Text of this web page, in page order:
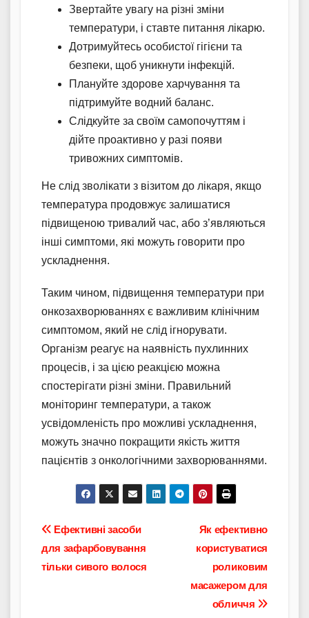
Звертайте увагу на різні зміни
температури, і ставте питання лікарю.
Дотримуйтесь особистої гігієни та
безпеки, щоб уникнути інфекцій.
Плануйте здорове харчування та
підтримуйте водний баланс.
Слідкуйте за своїм самопочуттям і
дійте проактивно у разі появи
тривожних симптомів.
Не слід зволікати з візитом до лікаря, якщо
температура продовжує залишатися
підвищеною тривалий час, або з’являються
інші симптоми, які можуть говорити про
ускладнення.
Таким чином, підвищення температури при
онкозахворюваннях є важливим клінічним
симптомом, який не слід ігнорувати.
Організм реагує на наявність пухлинних
процесів, і за цією реакцією можна
спостерігати різні зміни. Правильний
моніторинг температури, а також
усвідомленість про можливі ускладнення,
можуть значно покращити якість життя
пацієнтів з онкологічними захворюваннями.
Навігація
записів
Як ефективно
користуватися
роликовим
масажером для
обличчя
Ефективні засоби
для зафарбовування
тільки сивого волося